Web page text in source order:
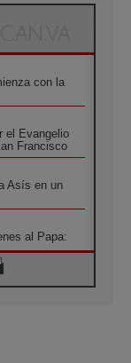
con la
el Evangelio
Francisco
Asís en un
al Papa:
en Roma en